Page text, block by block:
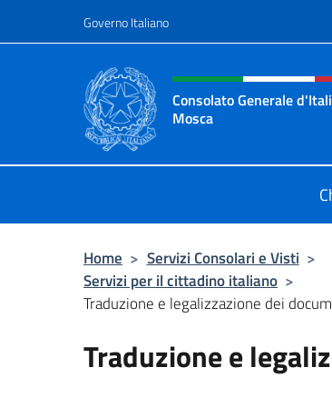
Governo Italiano
Intestazione sito,
Consolato Generale
Mosca
Home > Servizi Consolari e Visti >
Servizi per il cittadino italiano >
Traduzione e legalizzazione dei
Traduzione e